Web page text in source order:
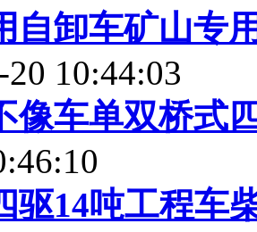
自卸车矿山专
10:44:03
像车单双桥式
驱14吨工程车